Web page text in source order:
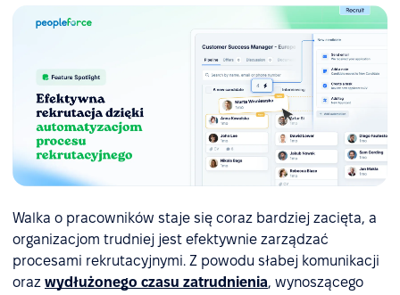
Walka o pracowników staje się coraz bardziej zacięta, a
organizacjom trudniej jest efektywnie zarządzać
procesami rekrutacyjnymi. Z powodu słabej komunikacji
oraz wydłużonego czasu zatrudnienia, wynoszącego